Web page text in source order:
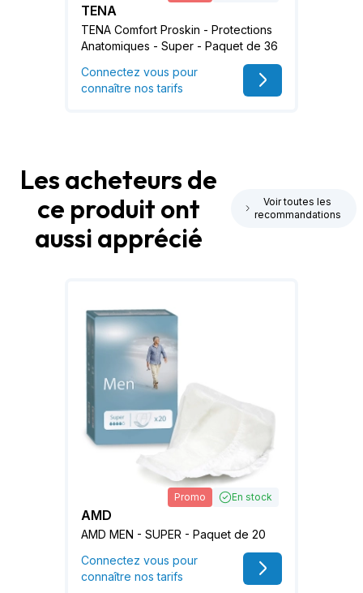
TENA
TENA Comfort Proskin - Protections
Anatomiques - Super - Paquet de 36
Connectez vous pour
connaître nos tarifs
Les acheteurs de
ce produit ont
aussi apprécié
Voir toutes les
recommandations
Promo En stock
AMD
AMD MEN - SUPER - Paquet de 20
Connectez vous pour
connaître nos tarifs